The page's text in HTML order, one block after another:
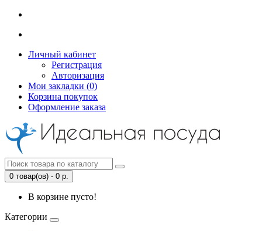
Личный кабинет
Регистрация
Авторизация
Мои закладки (0)
Корзина покупок
Оформление заказа
0 товар(ов) - 0 р.
В корзине пусто!
Категории